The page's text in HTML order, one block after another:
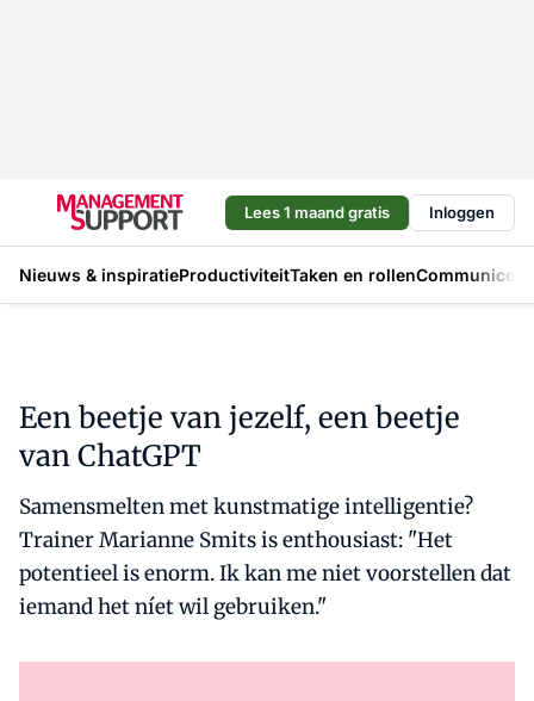
Lees 1 maand gratis Inloggen
Nieuws & inspiratieProductiviteitTaken en rollen
Een beetje van jezelf, een beetje
van ChatGPT
Samensmelten met kunstmatige intelligentie?
Trainer Marianne Smits is enthousiast: "Het
potentieel is enorm. Ik kan me niet voorstellen dat
iemand het níet wil gebruiken."